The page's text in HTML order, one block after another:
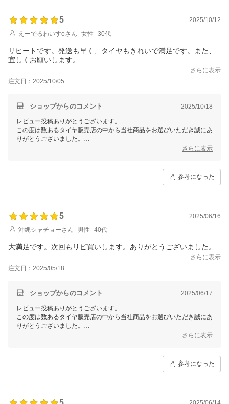
5
2025/10/12
えーでるわいすoさん
女性 30代
リピートです。発送も早く、タイヤもきれいで満足です。また、
宜しくお願いします。
さらに表示
注文日：2025/10/05
ショップからのコメント 2025/10/18
レビュー投稿ありがとうございます。
この度は数あるタイヤ販売店の中から当社商品をお選びいただき誠にあ
りがとうございました。
今後ともお客様に満足頂けるような対応・サービスをスタッフ一同努め
さらに表示
参考になった
5
2025/06/16
沖縄シャチョーさん
男性 40代
大満足です。次回もリピ買いします。ありがとうございました。
さらに表示
注文日：2025/05/18
ショップからのコメント 2025/06/17
レビュー投稿ありがとうございます。
この度は数あるタイヤ販売店の中から当社商品をお選びいただき誠にあ
りがとうございました。
今後ともお客様に満足頂けるような対応・サービスをスタッフ一同努め
さらに表示
参考になった